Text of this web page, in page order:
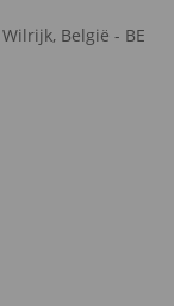
Wilrijk, België - BE